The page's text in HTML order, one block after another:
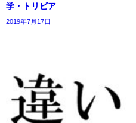
学・トリビア
2019年7月17日